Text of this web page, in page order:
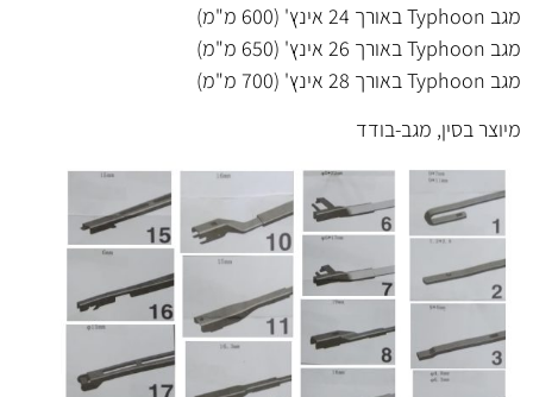
מגב Typhoon באורך 24 אינץ' (600 מ"מ)
מגב Typhoon באורך 26 אינץ' (650 מ"מ)
מגב Typhoon באורך 28 אינץ' (700 מ"מ)
מיוצר בסין, מגב-בודד